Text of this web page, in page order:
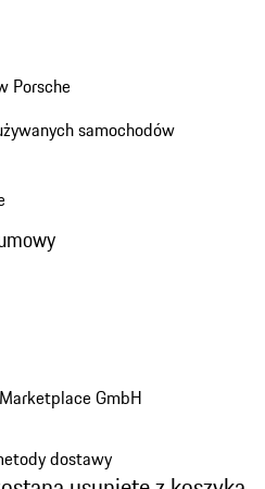
Porsche
samochodów
GmbH
dostawy